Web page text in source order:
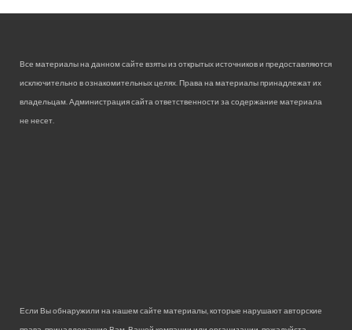
Все материалы на данном сайте взяты из открытых источников и предоставляются
исключительно в ознакомительных целях. Права на материалы принадлежат их
владельцам. Администрация сайта ответственности за содержание материала
не несет.
Если Вы обнаружили на нашем сайте материалы, которые нарушают авторские